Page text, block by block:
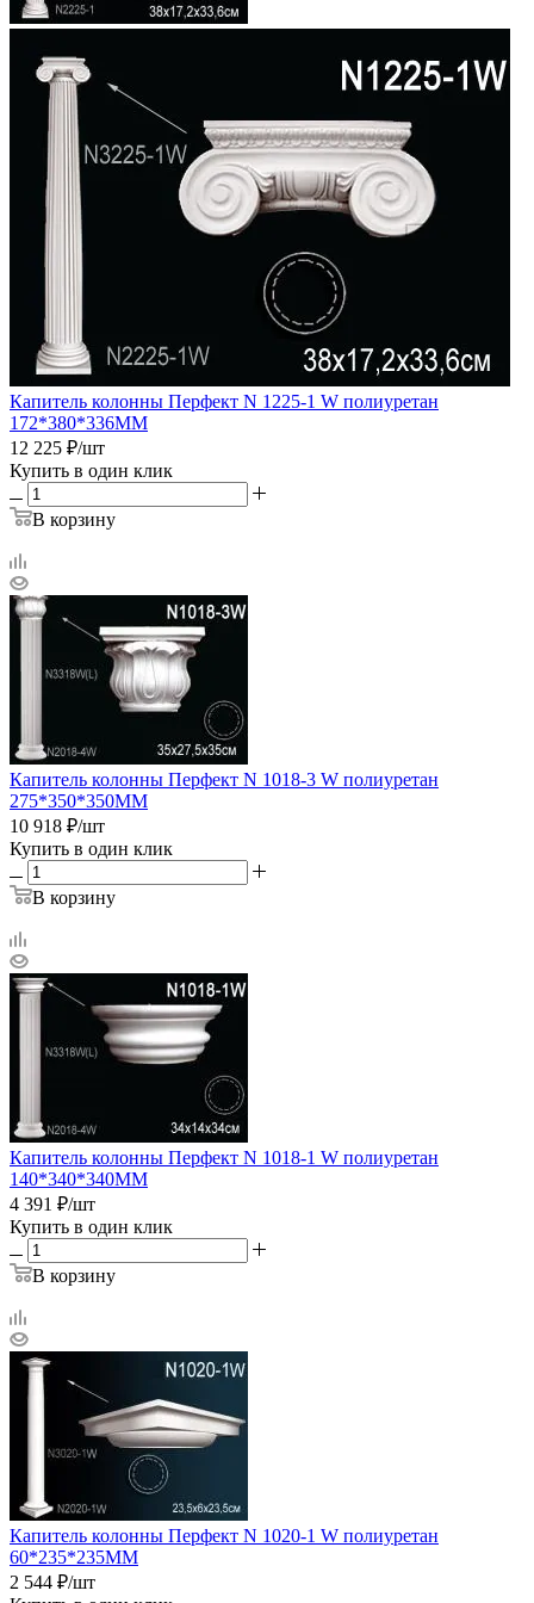
Капитель колонны Перфект N 1225-1 W полиуретан
172*380*336ММ
12 225 ₽/шт
Купить в один клик
В корзину
Капитель колонны Перфект N 1018-3 W полиуретан
275*350*350ММ
10 918 ₽/шт
Купить в один клик
В корзину
Капитель колонны Перфект N 1018-1 W полиуретан
140*340*340ММ
4 391 ₽/шт
Купить в один клик
В корзину
Капитель колонны Перфект N 1020-1 W полиуретан
60*235*235ММ
2 544 ₽/шт